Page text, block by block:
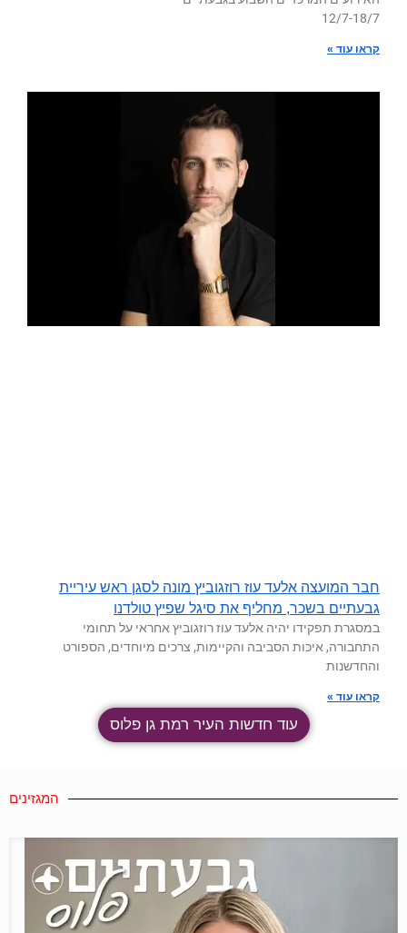
12/7-18/7
קראו עוד »
חבר המועצה אלעד עוז רוזגוביץ מונה לסגן ראש עיריית
גבעתיים בשכר, מחליף את סיגל שפיץ טולדנו
במסגרת תפקידו יהיה אלעד עוז רוזגוביץ אחראי על תחומי
התחבורה, איכות הסביבה והקיימות, צרכים מיוחדים, הספורט
והחדשנות
קראו עוד »
עוד חדשות העיר רמת גן פלוס
המגזינים